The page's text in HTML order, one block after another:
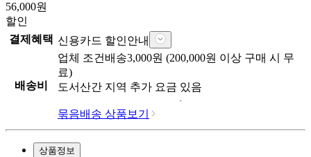
56,000원
할인
결제혜택 신용카드 할인안내
배송비
업체 조건배송3,000원 (200,000원 이상 구매 시 무
료)
도서산간 지역 추가 요금 있음
묶음배송 상품보기
상품정보